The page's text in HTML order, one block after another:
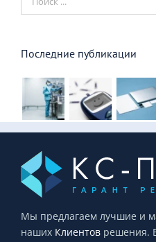
Последние публикации
Мы предлагаем лучшие и
нашихКлиентов решения.
опираемся на уникальную
профессионализм наших
нас лучшим партнером и